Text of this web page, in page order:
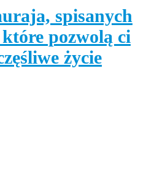
spisanych
pozwolą ci
życie